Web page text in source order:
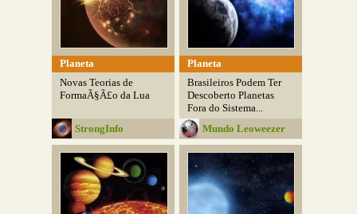
Planeta
Novas Teorias de
FormaÃ§Ã£o da Lua
StrongInfo
Planeta
Brasileiros Podem Ter
Descoberto Planetas
Fora do Sistema...
Mundo Leoweezer